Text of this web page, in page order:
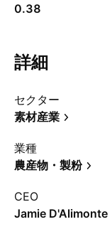
0.38
詳細
セクター
素材産業
業種
農産物・製粉
CEO
Jamie D'Alimonte